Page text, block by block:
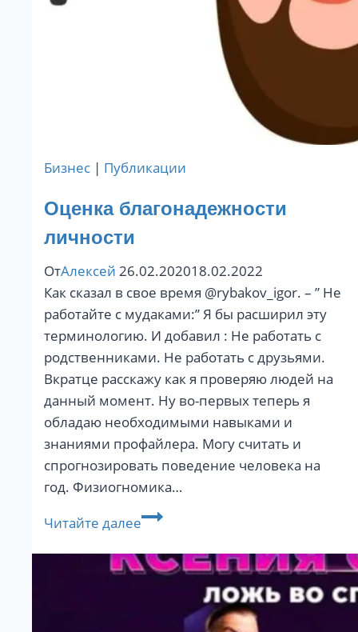
Бизнес | Публикации
Оценка благонадежности
личности
ОтАлексей 26.02.202018.02.2022
Как сказал в свое время @rybakov_igor. – ” Не
работайте с мудаками:” Я бы расширил эту
терминологию. И добавил : Не работать с
родственниками. Не работать с друзьями.
Вкратце расcкажу как я проверяю людей на
данный момент. Ну во-первых теперь я
обладаю необходимыми навыками и
знаниями профайлера. Могу считать и
спрогнозировать поведение человека на
год. Физиогномика…
Читайте далееОценка
личности